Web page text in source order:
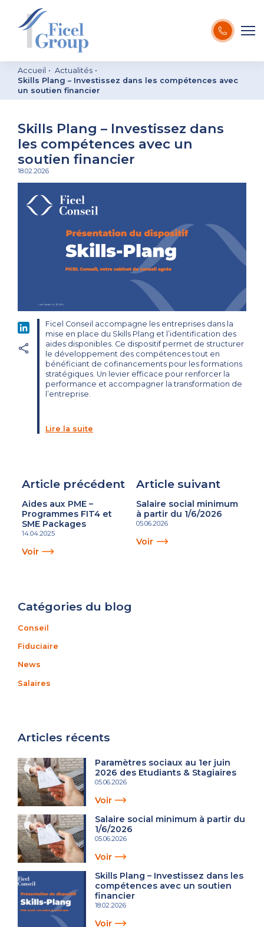
Accueil
Actualités
Skills Plang – Investissez dans les compétences avec
un soutien financier
Skills Plang – Investissez dans
les compétences avec un
soutien financier
18.02.2026
LinkedIn
Ficel Conseil accompagne les entreprises dans la
mise en place du Skills Plang et l’identification des
aides disponibles. Ce dispositif permet de structurer
le développement des compétences tout en
bénéficiant de cofinancements pour les formations
stratégiques. Un levier efficace pour renforcer la
performance et accompagner la transformation de
l’entreprise.
Lire la suite
Article précédent
Aides aux PME –
Programmes FIT4 et
SME Packages
14.04.2025
Voir
Article suivant
Salaire social minimum
à partir du 1/6/2026
05.06.2026
Voir
Catégories du blog
Conseil
Fiduciaire
News
Salaires
Articles récents
Paramètres sociaux au 1er juin
2026 des Etudiants & Stagiaires
05.06.2026
Voir
Salaire social minimum à partir du
1/6/2026
05.06.2026
Voir
Skills Plang – Investissez dans les
compétences avec un soutien
financier
18.02.2026
Voir